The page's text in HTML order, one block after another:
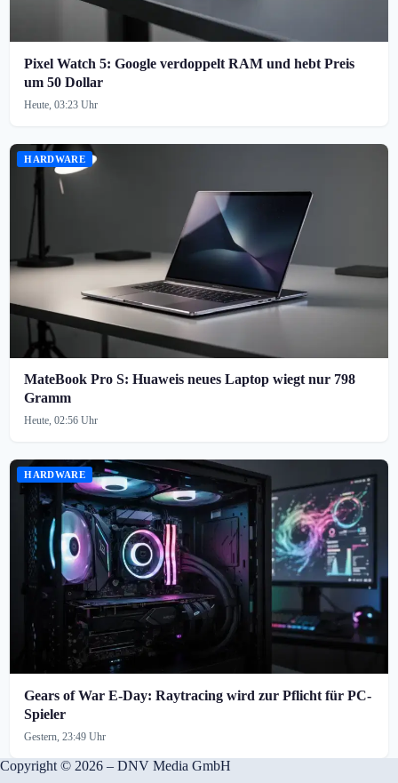
Pixel Watch 5: Google verdoppelt RAM und hebt Preis
um 50 Dollar
Heute, 03:23 Uhr
HARDWARE
MateBook Pro S: Huaweis neues Laptop wiegt nur 798
Gramm
Heute, 02:56 Uhr
HARDWARE
Gears of War E-Day: Raytracing wird zur Pflicht für PC-
Spieler
Gestern, 23:49 Uhr
Copyright © 2026 – DNV Media GmbH